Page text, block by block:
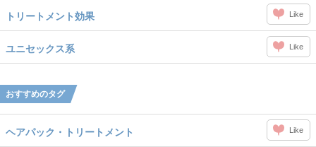
トリートメント効果 Like
ユニセックス系 Like
おすすめのタグ
ヘアパック・トリートメント Like